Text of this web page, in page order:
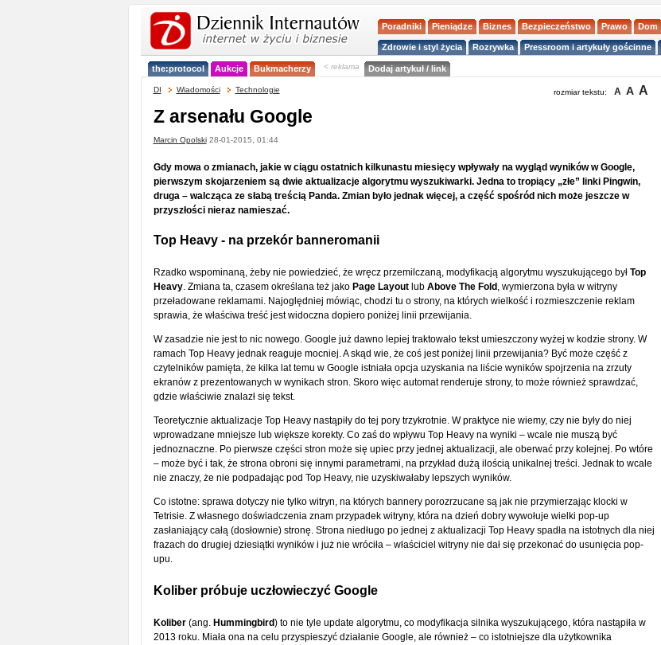
Poradniki Pieniądze Biznes Bezpieczeństwo Prawo Dom
Zdrowie i styl życia Rozrywka Pressroom i artykuły gościnne
the:protocol Aukcje Bukmacherzy < reklama Dodaj artykuł / link
DI Wiadomości Technologie rozmiar tekstu: A A A
Z arsenału Google
Marcin Opolski28-01-2015, 01:44
Gdy mowa o zmianach, jakie w ciągu ostatnich kilkunastu miesięcy wpływały na wygląd wyników w Google,
pierwszym skojarzeniem są dwie aktualizacje algorytmu wyszukiwarki. Jedna to tropiący „złe” linki Pingwin,
druga – walcząca ze słabą treścią Panda. Zmian było jednak więcej, a część spośród nich może jeszcze w
przyszłości nieraz namieszać.
Top Heavy - na przekór banneromanii
Rzadko wspominaną, żeby nie powiedzieć, że wręcz przemilczaną, modyfikacją algorytmu wyszukującego był Top
Heavy. Zmiana ta, czasem określana też jako Page Layoutlub Above The Fold , wymierzona była w witryny
przeładowane reklamami. Najoględniej mówiąc, chodzi tu o strony, na których wielkość i rozmieszczenie reklam
sprawia, że właściwa treść jest widoczna dopiero poniżej linii przewijania.
W zasadzie nie jest to nic nowego. Google już dawno lepiej traktowało tekst umieszczony wyżej w kodzie strony. W
ramach Top Heavy jednak reaguje mocniej. A skąd wie, że coś jest poniżej linii przewijania? Być może część z
czytelników pamięta, że kilka lat temu w Google istniała opcja uzyskania na liście wyników spojrzenia na zrzuty
ekranów z prezentowanych w wynikach stron. Skoro więc automat renderuje strony, to może również sprawdzać,
gdzie właściwie znalazł się tekst.
Teoretycznie aktualizacje Top Heavy nastąpiły do tej pory trzykrotnie. W praktyce nie wiemy, czy nie były do niej
wprowadzane mniejsze lub większe korekty. Co zaś do wpływu Top Heavy na wyniki – wcale nie muszą być
jednoznaczne. Po pierwsze części stron może się upiec przy jednej aktualizacji, ale oberwać przy kolejnej. Po wtóre
– może być i tak, że strona obroni się innymi parametrami, na przykład dużą ilością unikalnej treści. Jednak to wcale
nie znaczy, że nie podpadając pod Top Heavy, nie uzyskiwałaby lepszych wyników.
Co istotne: sprawa dotyczy nie tylko witryn, na których bannery porozrzucane są jak nie przymierzając klocki w
Tetrisie. Z własnego doświadczenia znam przypadek witryny, która na dzień dobry wywołuje wielki pop-up
zasłaniający całą (dosłownie) stronę. Strona niedługo po jednej z aktualizacji Top Heavy spadła na istotnych dla niej
frazach do drugiej dziesiątki wyników i już nie wróciła – właściciel witryny nie dał się przekonać do usunięcia pop-
upu.
Koliber próbuje uczłowieczyć Google
Koliber (ang. Hummingbird) to nie tyle update algorytmu, co modyfikacja silnika wyszukującego, która nastąpiła w
2013 roku. Miała ona na celu przyspieszyć działanie Google, ale również – co istotniejsze dla użytkownika